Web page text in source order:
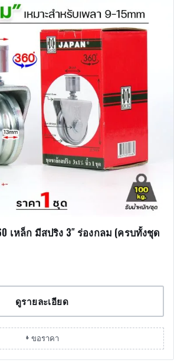
เหล็ก มีสปริง 3″ ร่องกลม (ครบทั้งชุด
ดูรายละเอียด
+ ขอราคา